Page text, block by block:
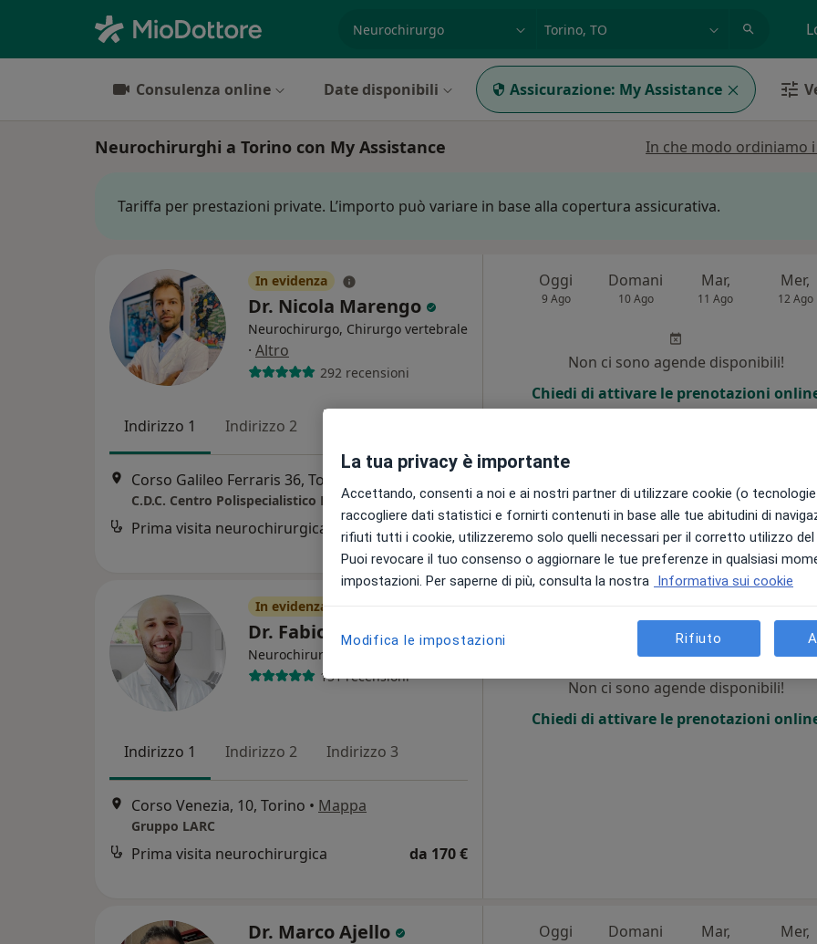
Consulenza online Date disponibili Assicurazione: My Assistance
Neurochirurghi a Torino con My Assistance In che modo ordiniamo
Tariffa per prestazioni private. L’importo può variare in base alla copertura assicurativa.
In evidenza
Dr. Nicola Marengo
Neurochirurgo, Chirurgo vertebrale
· Altro
292 recensioni
Indirizzo 1 Indirizzo 2
Corso Galileo Ferraris 36, Torino
C.D.C. Centro Polispecialistico Privato
Prima visita neurochirurgica da 150 €
Oggi
9 Ago
Domani
10 Ago
Mar,
11 Ago
Mer,
12 Ago
Non ci sono agende disponibili!
Chiedi di attivare le prenotazioni
In evidenza
Dr. Fabio Cofano
Neurochirurgo
151 recensioni
Indirizzo 1 Indirizzo 2 Indirizzo 3
Corso Venezia, 10, Torino • Mappa
Gruppo LARC
Prima visita neurochirurgica da 170 €
10 Ago 11 Ago 12 Ago
Non ci sono agende disponibili!
Chiedi di attivare le prenotazioni
Dr. Marco Ajello Oggi Domani Mar, Mer,
La tua privacy è importante
Accettando, consenti a noi e ai nostri partner di utilizzare cookie (o
raccogliere dati statistici e fornirti contenuti in base alle tue abitudini di
rifiuti tutti i cookie, utilizzeremo solo quelli necessari per il corretto utilizzo
Puoi revocare il tuo consenso o aggiornare le tue preferenze in qualsiasi
impostazioni. Per saperne di più, consulta la nostra Informativa sui cookie
Modifica le impostazioni Rifiuto